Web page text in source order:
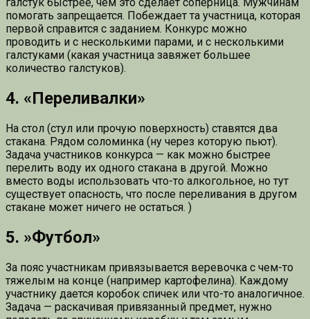
галстук быстрее, чем это сделает соперница. Мужчинам
помогать запрещается. Побеждает та участница, которая
первой справится с заданием. Конкурс можно
проводить и с несколькими парами, и с несколькими
галстуками (какая участница завяжет большее
количество галстуков).
4. «Переливалки»
На стол (стул или прочую поверхность) ставятся два
стакана. Рядом соломинка (ну через которую пьют).
Задача участников конкурса — как можно быстрее
перелить воду их одного стакана в другой. Можно
вместо воды использовать что-то алкогольное, но тут
существует опасность, что после переливания в другом
стакане может ничего не остаться. )
5. »Футбол»
За пояс участникам привязывается веревочка с чем-то
тяжелым на конце (например картофелина). Каждому
участнику дается коробок спичек или что-то аналогичное.
Задача — раскачивая привязанный предмет, нужно